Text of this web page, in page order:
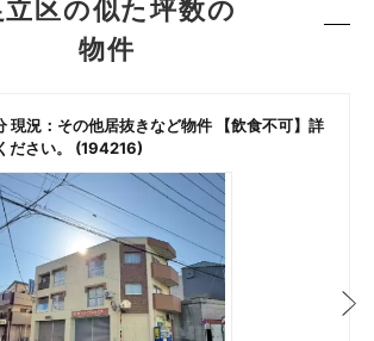
立区の似た坪数の
物件
現況：その他居抜きなど物件 【飲食不可】詳
ださい。 (194216)